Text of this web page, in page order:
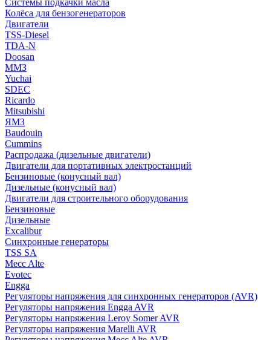
Системы подкачки масла
Колёса для бензогенераторов
Двигатели
TSS-Diesel
TDA-N
Doosan
ММЗ
Yuchai
SDEC
Ricardo
Mitsubishi
ЯМЗ
Baudouin
Cummins
Распродажа (дизельные двигатели)
Двигатели для портативных электростанций
Бензиновые (конусный вал)
Дизельные (конусный вал)
Двигатели для строительного оборудования
Бензиновые
Дизельные
Excalibur
Синхронные генераторы
TSS SA
Mecc Alte
Evotec
Engga
Регуляторы напряжения для синхронных генераторов (AVR)
Регуляторы напряжения Engga AVR
Регуляторы напряжения Leroy Somer AVR
Регуляторы напряжения Marelli AVR